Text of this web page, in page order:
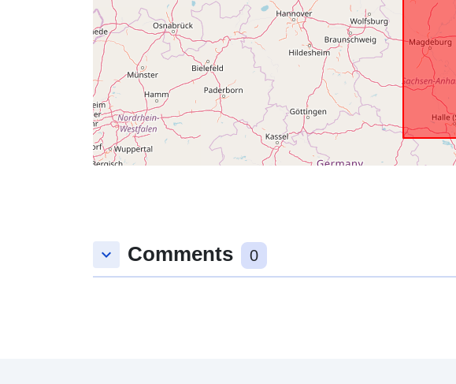
keyboard_arrow_down Comments 0